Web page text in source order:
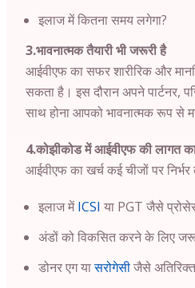
इलाज में कितना समय लगेगा?
3.भावनात्मक तैयारी भी जरूरी है
आईवीएफ का सफर शारीरिक और
सकता है। इस दौरान अपने पार्टनर,
साथ होना आपको भावनात्मक रूप से
4.कोझीकोड में आईवीएफ की लागत
आईवीएफ का खर्च कई चीजों पर निर्भर
इलाज मेंICSI या PGT जैसे
अंडों को विकसित करने के लिए
डोनर एग यासरोगेसीजैसे